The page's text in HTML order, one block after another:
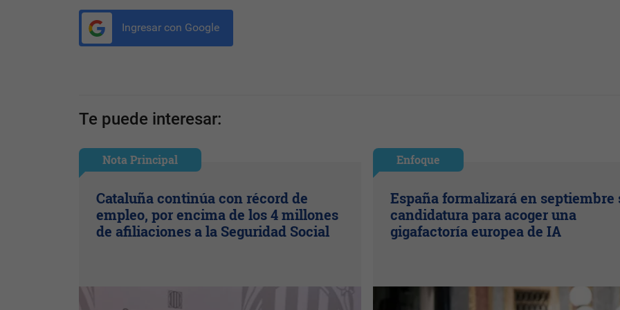
Ingresar con Google
Te puede interesar:
Nota Principal
Cataluña continúa con récord de
empleo, por encima de los 4 millones
de afiliaciones a la Seguridad Social
Enfoque
España formalizará en septiembre
candidatura para acoger una
gigafactoría europea de IA